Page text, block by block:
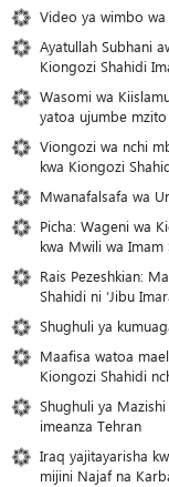
Video ya wimbo wa
Ayatullah Subhani
Kiongozi Shahidi
Wasomi wa
yatoa ujumbe
Viongozi wa nchi
kwa Kiongozi
Mwanafalsafa wa
Picha: Wageni wa
kwa Mwili wa Imam
Rais Pezeshkian:
Shahidi ni ‘Jibu
Shughuli ya
Maafisa watoa
Kiongozi Shahidi
Shughuli ya
imeanza Tehran
Iraq yajitayarisha
mijini Najaf na